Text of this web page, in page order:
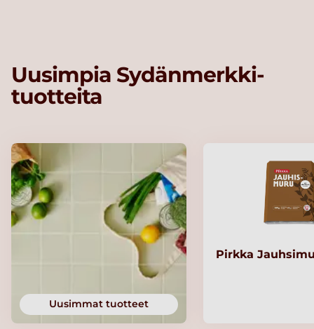
Uusimpia Sydänmerkki-
tuotteita
Uusimmat tuotteet
Pirkka